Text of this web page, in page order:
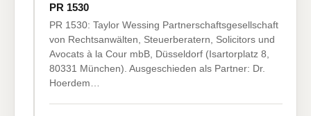
PR 1530
PR 1530: Taylor Wessing Partnerschaftsgesellschaft
von Rechtsanwälten, Steuerberatern, Solicitors und
Avocats à la Cour mbB, Düsseldorf (Isartorplatz 8,
80331 München). Ausgeschieden als Partner: Dr.
Hoerdem…